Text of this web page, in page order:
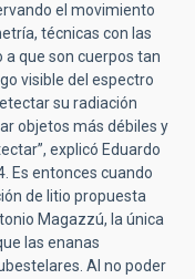
el movimiento
técnicas con las
que son cuerpos tan
visible del espectro
su radiación
objetos más débiles y
explicó Eduardo
Es entonces cuando
de litio propuesta
Magazzú, la única
las enanas
Al no poder